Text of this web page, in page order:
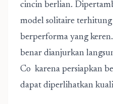
cincin berlian.
model solitaire
berperforma yang
benar dianjurkan
Co karena persiapkan
dapat diperlihatkan